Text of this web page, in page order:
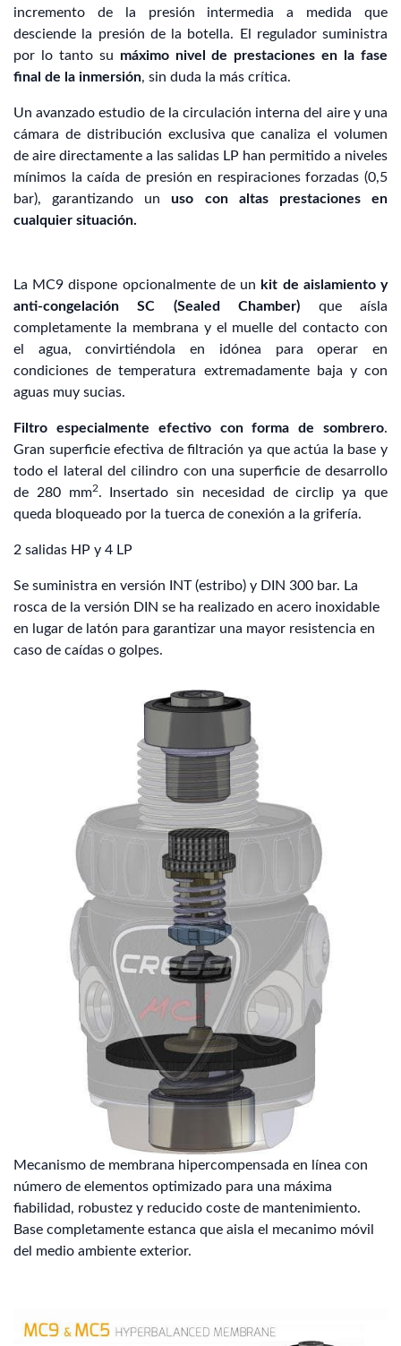
incremento de la presión intermedia a medida que
desciende la presión de la botella. El regulador suministra
por lo tanto su máximo nivel de prestaciones en la fase
final de la inmersión, sin duda la más crítica.
Un avanzado estudio de la circulación interna del aire y una
cámara de distribución exclusiva que canaliza el volumen
de aire directamente a las salidas LP han permitido a niveles
mínimos la caída de presión en respiraciones forzadas (0,5
bar), garantizando un uso con altas prestaciones en
cualquier situación.
La MC9 dispone opcionalmente de un kit de aislamiento y
anti-congelación SC (Sealed Chamber) que aísla
completamente la membrana y el muelle del contacto con
el agua, convirtiéndola en idónea para operar en
condiciones de temperatura extremadamente baja y con
aguas muy sucias.
Filtro especialmente efectivo con forma de sombrero.
Gran superficie efectiva de filtración ya que actúa la base y
todo el lateral del cilindro con una superficie de desarrollo
de 280 mm2. Insertado sin necesidad de circlip ya que
queda bloqueado por la tuerca de conexión a la grifería.
2 salidas HP y 4 LP
Se suministra en versión INT (estribo) y DIN 300 bar. La
rosca de la versión DIN se ha realizado en acero inoxidable
en lugar de latón para garantizar una mayor resistencia en
caso de caídas o golpes.
Mecanismo de membrana hipercompensada en línea con
número de elementos optimizado para una máxima
fiabilidad, robustez y reducido coste de mantenimiento.
Base completamente estanca que aisla el mecanimo móvil
del medio ambiente exterior.